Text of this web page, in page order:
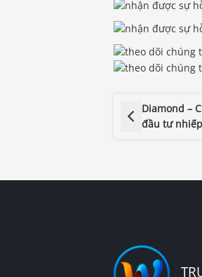
Diamond –
đầu tư